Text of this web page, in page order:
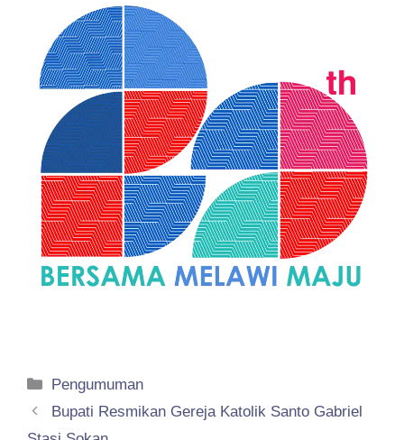
Kategori
Pengumuman
Bupati Resmikan Gereja Katolik Santo Gabriel